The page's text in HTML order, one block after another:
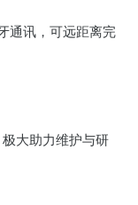
通讯，可远距离完
大助力维护与研